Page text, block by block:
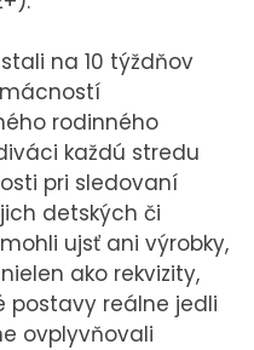
na 10 týždňov
rodinného
každú stredu
pri sledovaní
detských či
ujsť ani výrobky,
ako rekvizity,
postavy reálne jedli
ovplyvňovali